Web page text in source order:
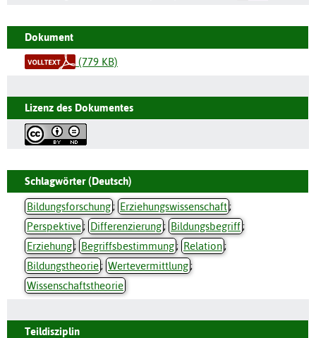
Dokument
(779 KB)
Lizenz des Dokumentes
Schlagwörter (Deutsch)
Bildungsforschung; Erziehungswissenschaft;
Perspektive; Differenzierung; Bildungsbegriff;
Erziehung; Begriffsbestimmung; Relation;
Bildungstheorie; Wertevermittlung;
Wissenschaftstheorie
Teildisziplin